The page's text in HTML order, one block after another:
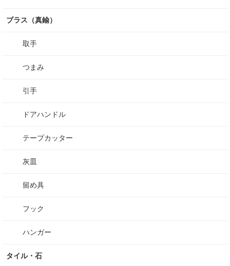
ブラス（真鍮）
取手
つまみ
引手
ドアハンドル
テープカッター
灰皿
留め具
フック
ハンガー
タイル・石